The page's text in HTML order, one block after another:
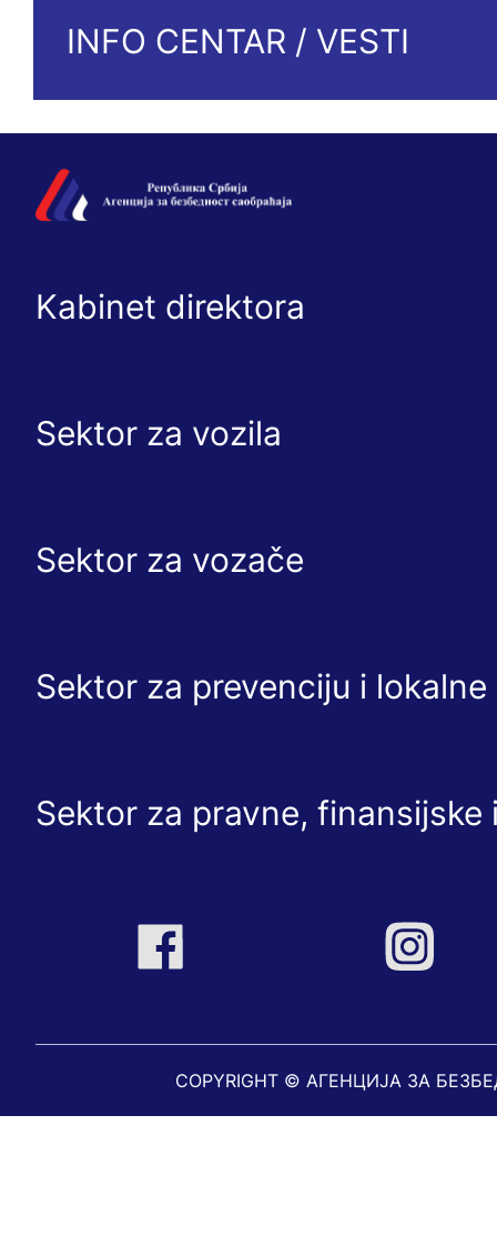
INFO CENTAR / VESTI
Kabinet direktora
Sektor za vozila
Sektor za vozače
Sektor za prevenciju i
Sektor za pravne, finansijske
COPYRIGHT © АГЕНЦИЈА ЗА